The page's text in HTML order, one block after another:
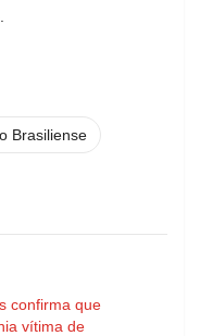
Brasiliense
confirma que
vítima de